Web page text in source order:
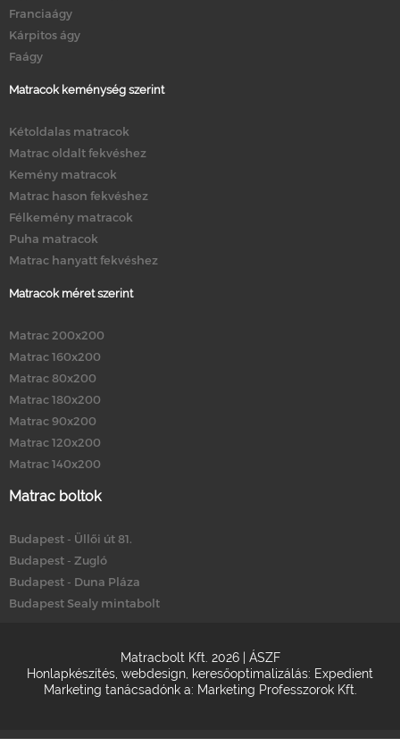
Franciaágy
Kárpitos ágy
Faágy
Matracok keménység szerint
Kétoldalas matracok
Matrac oldalt fekvéshez
Kemény matracok
Matrac hason fekvéshez
Félkemény matracok
Puha matracok
Matrac hanyatt fekvéshez
Matracok méret szerint
Matrac 200x200
Matrac 160x200
Matrac 80x200
Matrac 180x200
Matrac 90x200
Matrac 120x200
Matrac 140x200
Matrac boltok
Budapest - Üllői út 81.
Budapest - Zugló
Budapest - Duna Pláza
Budapest Sealy mintabolt
Matracbolt Kft. 2026 | ÁSZF
Honlapkészítés webdesign keresőoptimalizálás: Expedient
Marketing tanácsadónk a: Marketing Professzorok Kft.